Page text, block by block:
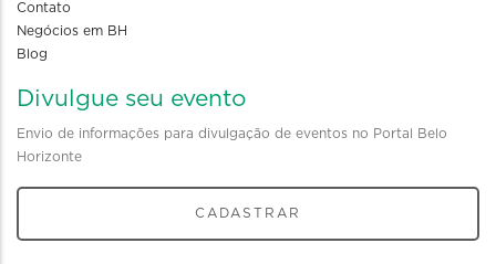
Contato
Negócios em BH
Blog
Divulgue seu evento
Envio de informações para divulgação de eventos no Portal Belo
Horizonte
CADASTRAR